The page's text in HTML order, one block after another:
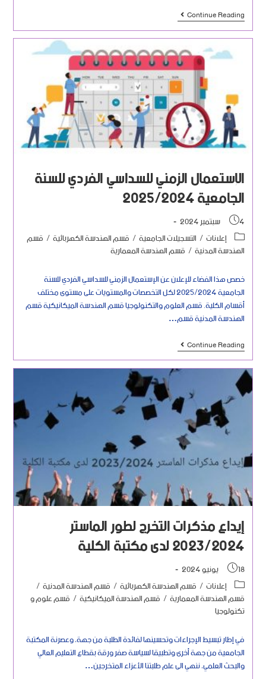
Continue Reading
الإستعمال الزمني للسداسي الفردي للسنة
الجامعية 2025/2024
4 سبتمبر 2024
إعلانات/ التسجيلات الجامعية/ قسم الهندسة الكهربائية/ قسم
الهندسة المدنية/ قسم الهندسة المعمارية
خصص هذا الفضاء للإعلان عن الإستعمال الزمني للسداسي الفردي للسنة
الجامعية 2025/2024 لكل التخصصات والمستويات على مستوى مختلف
أقسام الكلية. قسم العلوم والتكنولوجيا قسم الهندسة الميكانيكية قسم
الهندسة المدنية قسم…
Continue Reading
إيداع مذكرات التخرج لطور الماستر
2023/2024 لدى مكتبة الكلية
18 يونيو 2024
إعلانات/ قسم الهندسة الكهربائية/ قسم الهندسة المدنية/
قسم الهندسة المعمارية/ قسم الهندسة الميكانيكية/ قسم علوم و
تكنولوجيا
في إطار تبسيط الإجراءات وتحسينها لفائدة الطلبة من جهة، وعصرنة المكتبة
الجامعية من جهة أخرى وتطبيقا لسياسة صفر ورقة بقطاع التعليم العالي
والبحث العلمي، ننهي الى علم طلبتنا الأعزاء المتخرجين…